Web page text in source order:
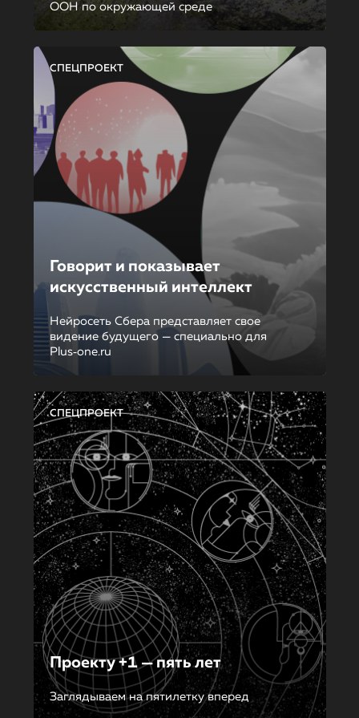
ООН по окружающей среде
СПЕЦПРОЕКТ
Говорит и показывает
искусственный интеллект
Нейросеть Сбера представляет свое
видение будущего — специально для
Plus‑one.ru
СПЕЦПРОЕКТ
Проекту +1 — пять лет
Заглядываем на пятилетку вперед